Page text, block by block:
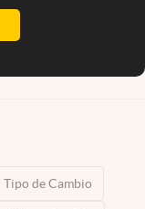
Tipo de Cambio